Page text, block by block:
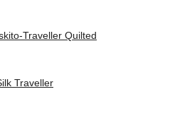
Traveller Quilted